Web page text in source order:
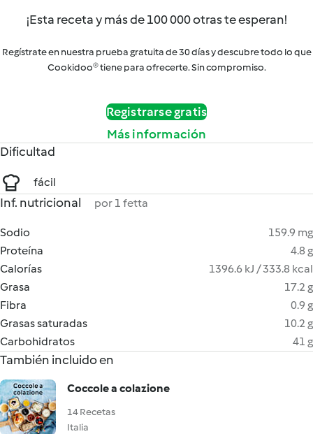
¡Esta receta y más de 100 000 otras te esperan!
Regístrate en nuestra prueba gratuita de 30 días y descubre todo lo que
Cookidoo® tiene para ofrecerte. Sin compromiso.
Registrarse gratis
Más información
Dificultad
fácil
Inf. nutricional por 1 fetta
Sodio
159.9 mg
Proteína
4.8 g
Calorías
1396.6 kJ / 333.8 kcal
Grasa
17.2 g
Fibra
0.9 g
Grasas saturadas
10.2 g
Carbohidratos
41 g
También incluido en
Coccole a colazione
14 Recetas
Italia